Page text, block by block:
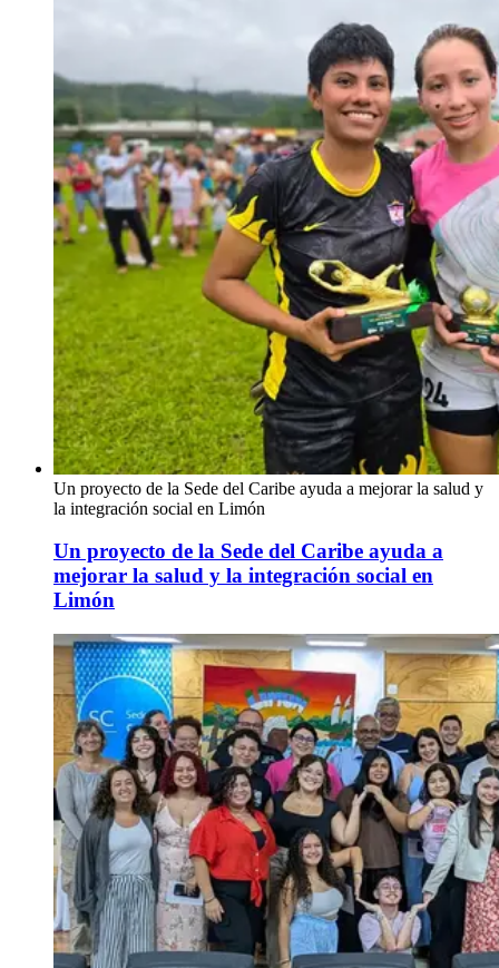
Un proyecto de la Sede del Caribe ayuda a mejorar la salud y
la integración social en Limón
Un proyecto de la Sede del Caribe ayuda a
mejorar la salud y la integración social en
Limón